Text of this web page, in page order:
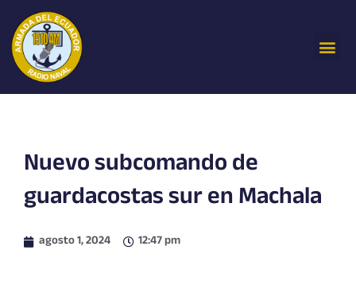
contenido
Nuevo subcomando de
guardacostas sur en Machala
agosto 1, 2024 12:47 pm